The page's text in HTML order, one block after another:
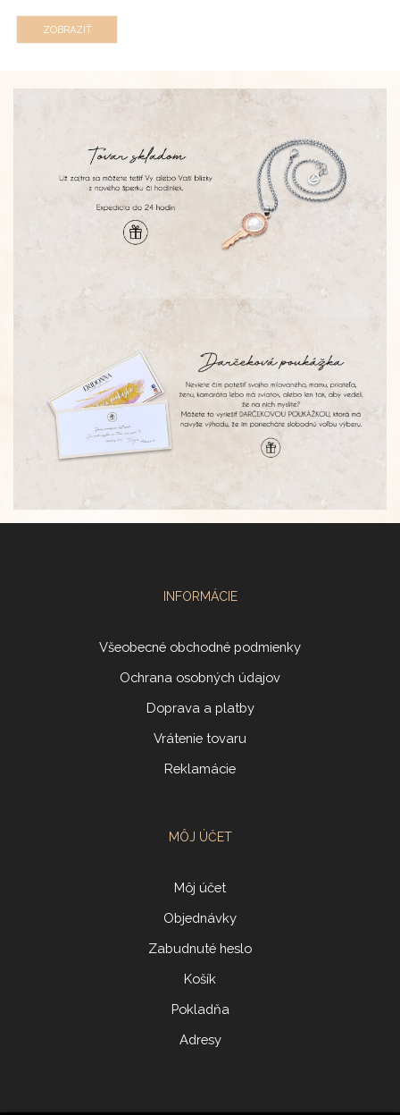
ZOBRAZIŤ
INFORMÁCIE
Všeobecné obchodné podmienky
Ochrana osobných údajov
Doprava a platby
Vrátenie tovaru
Reklamácie
MÔJ ÚČET
Môj účet
Objednávky
Zabudnuté heslo
Košík
Pokladňa
Adresy